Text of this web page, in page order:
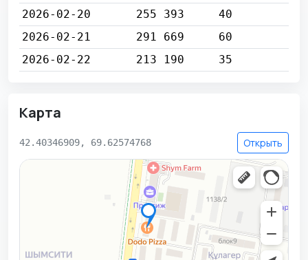
2026-02-20
255 393
40
2026-02-21
291 669
60
2026-02-22
213 190 35
Карта
42.40346909, 69.62574768 Открыть